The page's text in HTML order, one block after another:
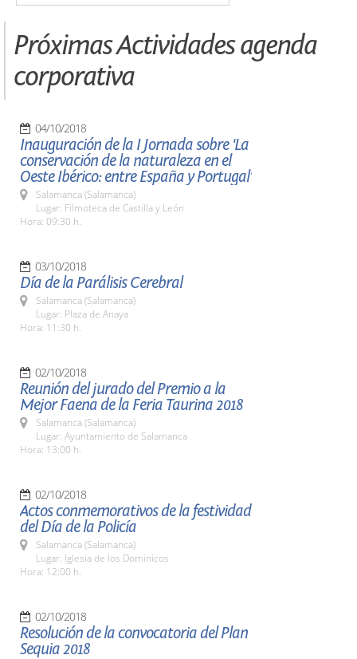
Próximas Actividades agenda
corporativa
04/10/2018
Inauguración de la I Jornada sobre 'La
conservación de la naturaleza en el
Oeste Ibérico: entre España y Portugal'
Salamanca (Salamanca)
Lugar: Filmoteca de Castilla y León
Hora: 09:30 h.
03/10/2018
Día de la Parálisis Cerebral
Salamanca (Salamanca)
Lugar: Plaza de Anaya
Hora: 11:30 h.
02/10/2018
Reunión del jurado del Premio a la
Mejor Faena de la Feria Taurina 2018
Salamanca (Salamanca)
Lugar: Ayuntamiento de Salamanca
Hora: 13:00 h.
02/10/2018
Actos conmemorativos de la festividad
del Día de la Policía
Salamanca (Salamanca)
Lugar: Iglesia de los Dominicos
Hora: 12:00 h.
02/10/2018
Resolución de la convocatoria del Plan
Sequia 2018